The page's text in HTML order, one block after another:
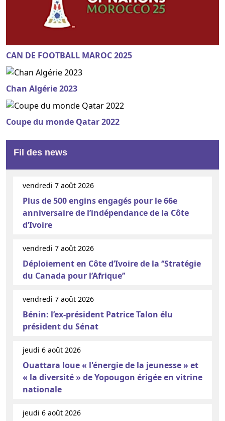
CAN DE FOOTBALL MAROC 2025
Chan Algérie 2023
Coupe du monde Qatar 2022
Fil des news
vendredi 7 août 2026
Plus de 500 engins engagés pour le 66e
anniversaire de l’indépendance de la Côte
d’Ivoire
vendredi 7 août 2026
Déploiement en Côte d’Ivoire de la ‘‘Stratégie
du Canada pour l’Afrique’’
vendredi 7 août 2026
Bénin: l’ex-président Patrice Talon élu
président du Sénat
jeudi 6 août 2026
Ouattara loue « l'énergie de la jeunesse » et
« la diversité » de Yopougon érigée en vitrine
nationale
jeudi 6 août 2026